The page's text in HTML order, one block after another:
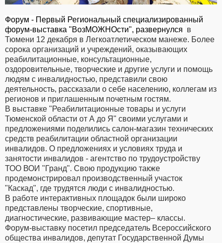
Форум - Первый Региональный специализированный
форум-выставка "ВозМОЖНОсти", развернулся в
Тюмени 12 декабря в Легкоатлетическом манеже. Более
сорока организаций и учреждений, оказывающих
реабилитационные, консультационные,
оздоровительные, творческие и другие услуги и помощь
людям с инвалидностью, представили свою
деятельность, рассказали о себе населению, коллегам из
регионов и приглашенным почетным гостям.
В выставке "Реабилитационные товары и услуги
Тюменской области от А до Я" своими услугами и
предложениями поделились салон-магазин технических
средств реабилитации областной организации
инвалидов. О предложениях и условиях труда и
занятости инвалидов - агентство по трудоустройству
ТОО ВОИ "Гранд". Свою продукцию также
продемонстрировал производственный участок
"Каскад", где трудятся люди с инвалидностью.
В работе интерактивных площадок были широко
представлены творческие, спортивные,
диагностические, развивающие мастер– классы.
Форум-выставку посетил председатель Всероссийского
общества инвалидов, депутат Государственной Думы